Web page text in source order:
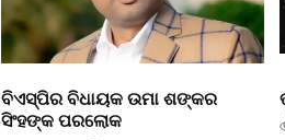
ବିଏସ୍‌ପିର ବିଧାୟକ ଉମା ଶଙ୍କର
ସିଂହଙ୍କ ପରଲୋକ